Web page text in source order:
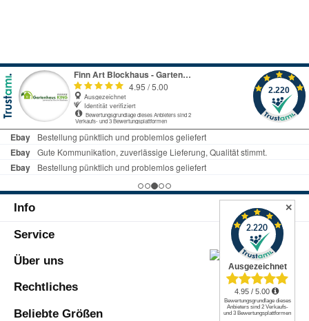
Info
Service
Über uns
Rechtliches
Beliebte Größen
✕